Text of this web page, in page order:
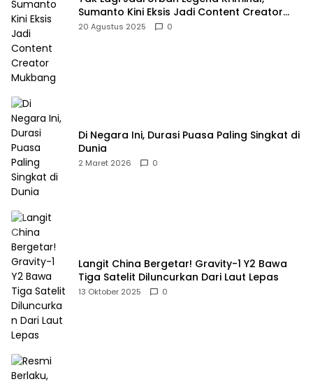
Sumanto Kini Eksis Jadi Content Creator
Mukbang
20 Agustus 2025 0
Di Negara Ini, Durasi Puasa Paling Singkat di
Dunia
2 Maret 2026 0
Langit China Bergetar! Gravity-1 Y2 Bawa
Tiga Satelit Diluncurkan Dari Laut Lepas
13 Oktober 2025 0